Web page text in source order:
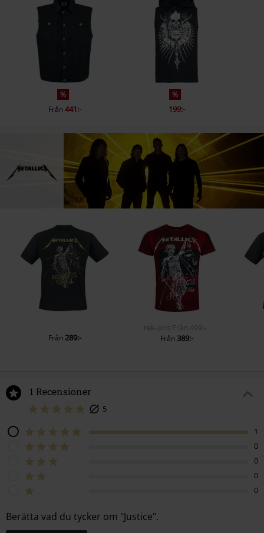
%
Från441:-
%
199:-
Från 289:-
rek-pris Från 499:-
Från389:-
1 Recensioner
5
1
0
0
0
0
Berätta vad du tycker om "Justice".